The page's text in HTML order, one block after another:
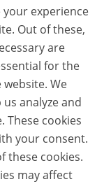
your experience
Out of these,
are
for the
We
analyze and
These cookies
your consent.
these cookies.
may affect